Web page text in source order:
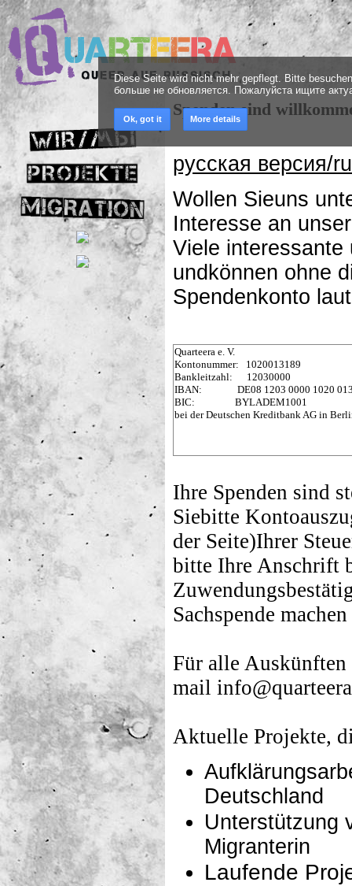
Diese Seite wird nicht mehr gepflegt. Bitte
больше не обновляется. Пожалуйста ищите
Ok, got it More details
Spenden sind
русская версия/
Wollen Sieuns
Interesse an
Viele interessante
undkönnen ohne
Spendenkonto
Quarteera e. V.
Kontonummer: 1020013189
Bankleitzahl: 12030000
IBAN: DE08 1203 0000 1020
BIC: BYLADEM1001
bei der Deutschen Kreditbank AG in
Ihre Spenden sind
Siebitte
der Seite)Ihrer
bitte Ihre Anschrift
Sachspende
Für alle Auskünften
mail
Aktuelle Projekte,
Deutschland
Unterstützung
Migranterin
Laufende